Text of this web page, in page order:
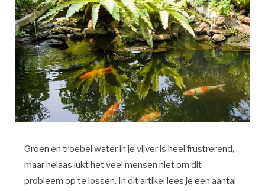
Groen en troebel water in je vijver is heel frustrerend,
maar helaas lukt het veel mensen niet om dit
probleem op te lossen. In dit artikel lees je een aantal